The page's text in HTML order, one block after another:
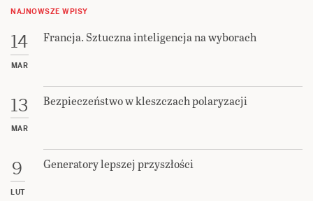
NAJNOWSZE WPISY
14
MAR
Francja. Sztuczna inteligencja na wyborach
13
MAR
Bezpieczeństwo w kleszczach polaryzacji
9
LUT
Generatory lepszej przyszłości